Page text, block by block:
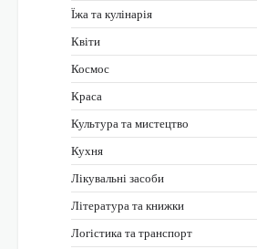
Їжа та кулінарія
Квіти
Космос
Краса
Культура та мистецтво
Кухня
Лікувальні засоби
Література та книжки
Логістика та транспорт